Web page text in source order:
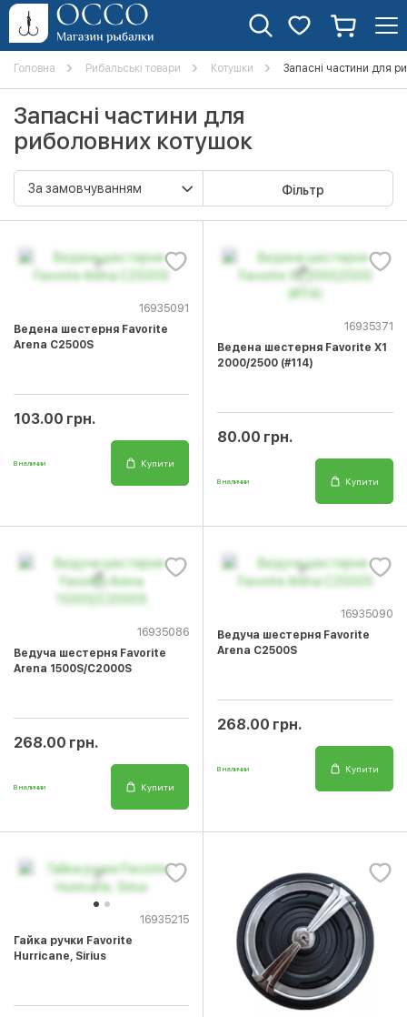
Головна Рибальські товари Котушки Запасні частини для
Запасні частини для
риболовних котушок
Фільтр
16935091
Ведена шестерня Favorite
Arena C2500S
103.00 грн.
В наличии Купити
16935371
Ведена шестерня Favorite X1
2000/2500 (#114)
80.00 грн.
В наличии Купити
16935086
Ведуча шестерня Favorite
Arena 1500S/C2000S
268.00 грн.
В наличии Купити
16935090
Ведуча шестерня Favorite
Arena C2500S
268.00 грн.
В наличии Купити
16935215
Гайка ручки Favorite
Hurricane, Sirius